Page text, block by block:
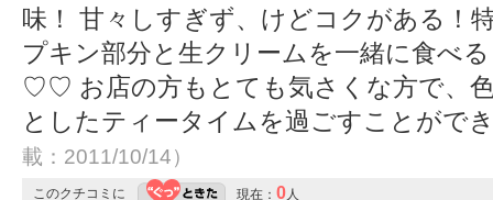
味！ 甘々しすぎず、けどコクがある！
プキン部分と生クリームを一緒に食べ
♡♡ お店の方もとても気さくな方で、
としたティータイムを過ごすことがで
載：2011/10/14）
このクチコミに 現在： 0人